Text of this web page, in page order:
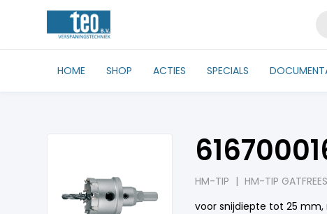
HOME SHOP ACTIES SPECIALS
HM-TIP | HM-TIP
voor snijdiepte tot 25